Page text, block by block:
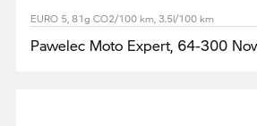
EURO 5, 81g CO2/100 km, 3.5l/100 km
Pawelec Moto Expert, 64-300